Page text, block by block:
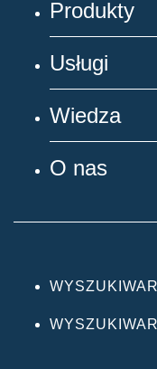
Produkty
Usługi
Wiedza
O nas